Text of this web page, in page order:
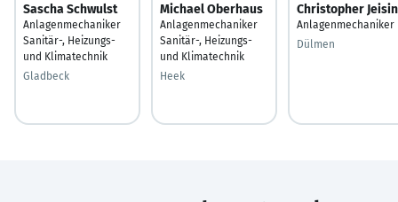
Sascha Schwulst
Anlagenmechaniker
Sanitär-, Heizungs-
und Klimatechnik
Gladbeck
Michael Oberhaus
Anlagenmechaniker
Sanitär-, Heizungs-
und Klimatechnik
Heek
Christopher
Anlagenmechaniker
Dülmen